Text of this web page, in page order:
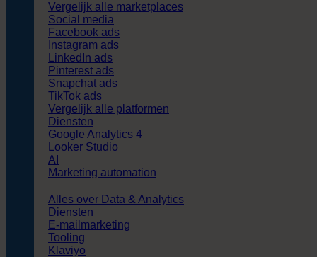
Vergelijk alle marketplaces
Social media
Facebook ads
Instagram ads
LinkedIn ads
Pinterest ads
Snapchat ads
TikTok ads
Vergelijk alle platformen
Diensten
Google Analytics 4
Looker Studio
AI
Marketing automation
Alles over Data & Analytics
Diensten
E-mailmarketing
Tooling
Klaviyo